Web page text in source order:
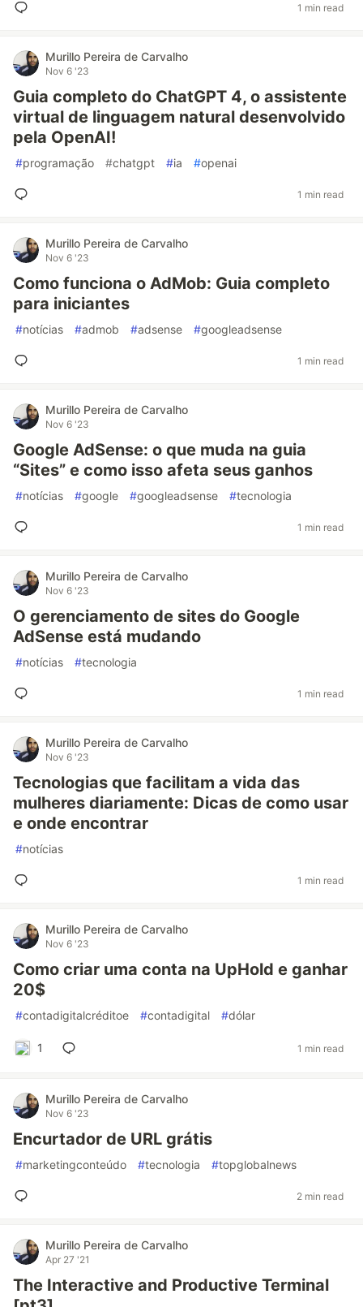
1 min read
Murillo Pereira de Carvalho
Nov 6 '23
Guia completo do ChatGPT 4, o assistente
virtual de linguagem natural desenvolvido
pela OpenAI!
#programação #chatgpt #ia #openai
1 min read
Murillo Pereira de Carvalho
Nov 6 '23
Como funciona o AdMob: Guia completo
para iniciantes
#notícias #admob #adsense #googleadsense
1 min read
Murillo Pereira de Carvalho
Nov 6 '23
Google AdSense: o que muda na guia
“Sites” e como isso afeta seus ganhos
#notícias #google #googleadsense #tecnologia
1 min read
Murillo Pereira de Carvalho
Nov 6 '23
O gerenciamento de sites do Google
AdSense está mudando
#notícias #tecnologia
1 min read
Murillo Pereira de Carvalho
Nov 6 '23
Tecnologias que facilitam a vida das
mulheres diariamente: Dicas de como usar
e onde encontrar
#notícias
1 min read
Murillo Pereira de Carvalho
Nov 6 '23
Como criar uma conta na UpHold e ganhar
20$
#contadigitalcréditoe #contadigital #dólar
1 1 min read
Murillo Pereira de Carvalho
Nov 6 '23
Encurtador de URL grátis
#marketingconteúdo #tecnologia #topglobalnews
2 min read
Murillo Pereira de Carvalho
Apr 27 '21
The Interactive and Productive Terminal